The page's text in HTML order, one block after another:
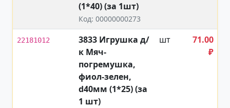
(1*40) (за 1шт)
Код: 00000000273
22181012
3833 Игрушка д/
к Мяч-
погремушка,
фиол-зелен,
d40мм (1*25) (за
1 шт)
шт
71.00
₽